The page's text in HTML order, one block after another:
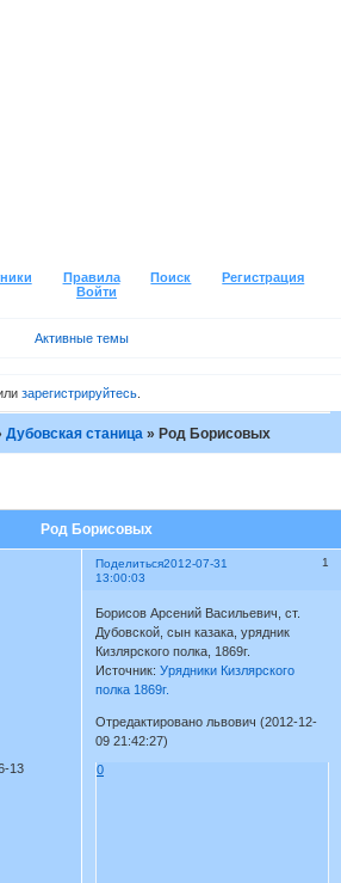
Правила Поиск
Регистрация
Войти
Активные темы
зарегистрируйтесь.
Дубовская станица »Род Борисовых
Род Борисовых
Поделиться 1
2012-07-31
13:00:03
13
Борисов Арсений Васильевич, ст.
Дубовской, сын казака, урядник
Кизлярского полка, 1869г.
Источник:Урядники Кизлярского
полка 1869г.
Отредактировано львович (2012-12-
09 21:42:27)
0